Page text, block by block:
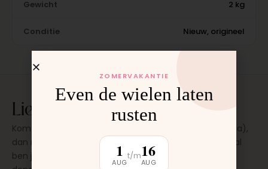
Gewicht 2 kg
Conditie Nieuw, origineel
Liever laten plaatsen?
Kom langs in onze werkplaats in Moordrecht (bij Gouda),
dan monteren wij het onderdeel direct voor je. Meestal
ben je binnen 15 tot 20 minuten weer buiten. Op
ZOMERVAKANTIE
Even de wielen laten
rusten
1
AUG
t/m16
AUG